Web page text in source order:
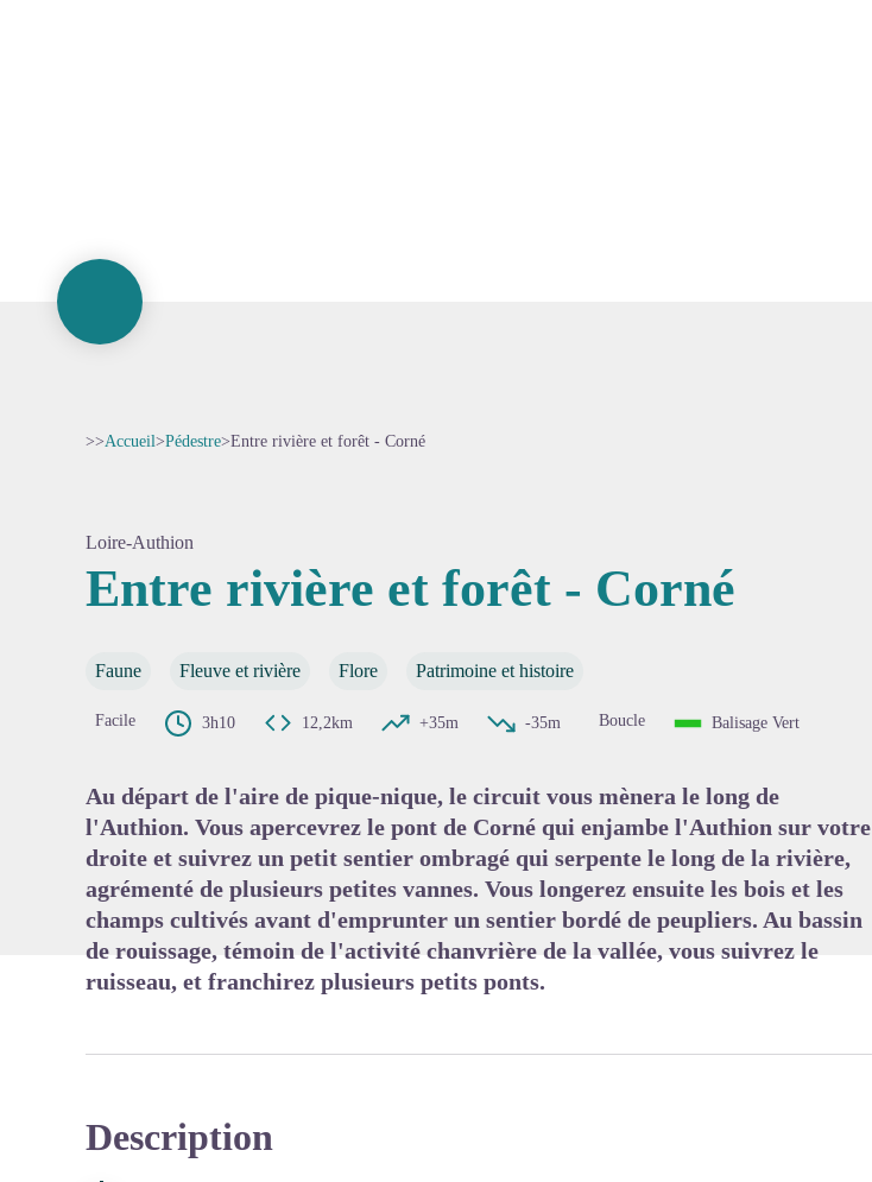
>>Accueil>Pédestre>Entre rivière et forêt - Corné
Loire-Authion
Entre rivière et forêt - Corné
Faune Fleuve et rivière Flore Patrimoine et histoire
Facile 3h10 12,2km +35m -35m Boucle Balisage Vert
Au départ de l'aire de pique-nique, le circuit vous mènera le long de
l'Authion. Vous apercevrez le pont de Corné qui enjambe l'Authion sur votre
droite et suivrez un petit sentier ombragé qui serpente le long de la rivière,
agrémenté de plusieurs petites vannes. Vous longerez ensuite les bois et les
champs cultivés avant d'emprunter un sentier bordé de peupliers. Au bassin
de rouissage, témoin de l'activité chanvrière de la vallée, vous suivrez le
ruisseau, et franchirez plusieurs petits ponts.
Description